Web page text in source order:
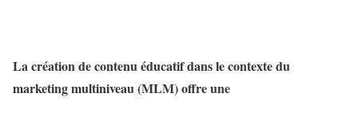
La création de contenu éducatif dans le contexte du
marketing multiniveau (MLM) offre une